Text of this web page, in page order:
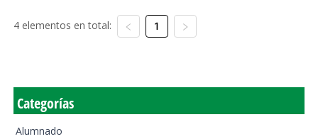
4 elementos en total: 1
Categorías
Alumnado